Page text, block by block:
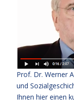
Prof. Dr. Werner
und
Ihnen hiereinen